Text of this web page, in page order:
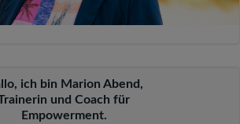
ich bin Marion Abend,
und Coach für
Empowerment.